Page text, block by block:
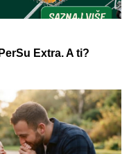
Extra. A ti?